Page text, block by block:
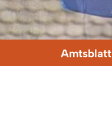
Amtsblatt